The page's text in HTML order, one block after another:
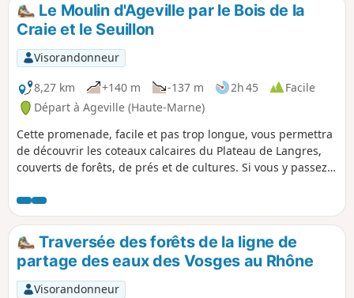
Le Moulin d'Ageville par le Bois de la
Craie et le Seuillon
Visorandonneur
8,27 km
+140 m -137 m 2h 45
Facile
Départ à Ageville (Haute-Marne)
Cette promenade, facile et pas trop longue, vous permettra
de découvrir les coteaux calcaires du Plateau de Langres,
couverts de forêts, de prés et de cultures. Si vous y passez
qui a gardé son barrage et son plan d'eau, vous offrira une
pause à mi-chemin. Iveta vous proposera des
rafraîchissements autour du bar extérieur. Au Moulin
d'Ageville, les fins observateurs reconnaîtront le travail de
calcification de l'eau qui forme une sorte de petite truffière,
avec sa flore hydrophile particulière.
Traversée des forêts de la ligne de
partage des eaux des Vosges au Rhône
Visorandonneur